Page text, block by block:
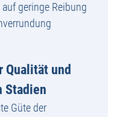
geringe Reibung
Qualität und
Stadien
Güte der